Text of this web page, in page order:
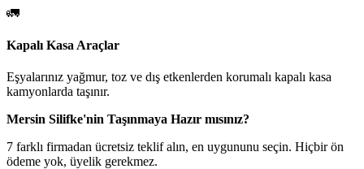
🚛
Kapalı Kasa Araçlar
Eşyalarınız yağmur, toz ve dış etkenlerden korumalı kapalı kasa
kamyonlarda taşınır.
Mersin Silifke'nin Taşınmaya Hazır mısınız?
7 farklı firmadan ücretsiz teklif alın, en uygununu seçin. Hiçbir ön
ödeme yok, üyelik gerekmez.